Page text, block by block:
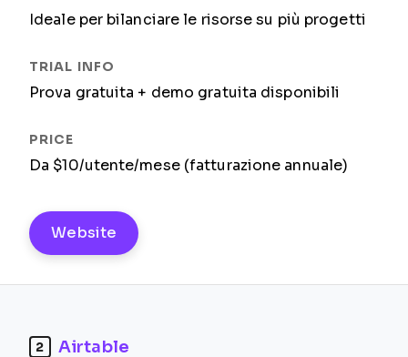
Ideale per bilanciare le risorse su più progetti
Prova gratuita + demo gratuita disponibili
Da $10/utente/mese (fatturazione annuale)
Website
2 Airtable